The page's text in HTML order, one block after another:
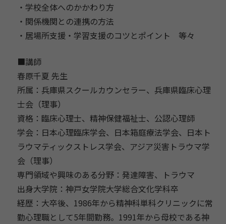
・学校全体へのかかわり方
・関係機関との連携の方法
・居場所支援・学習支援のコツとポイント 等々
■講師
春原千夏 先生
所属：兵庫県スクールカウンセラー、兵庫県臨床心理
士会（理事）
資格：臨床心理士、精神保健福祉士、公認心理師
学会：日本心理臨床学会、日本箱庭療法学会、 日本ト
ラウマティックストレス学会、アジア災害トラウマ学
会（理事）
専門領域や興味のある分野：発達障害、トラウマ
出身大学院：神戸女学院大学総合文化学科卒
経歴：大卒後、 1986年から精神科単科クリニックに常
勤心理職として5年間勤務。 1991年から母校である神